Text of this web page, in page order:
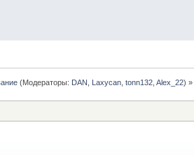
(Модераторы: DAN Laxycan ,tonn132 ,Alex_22) »